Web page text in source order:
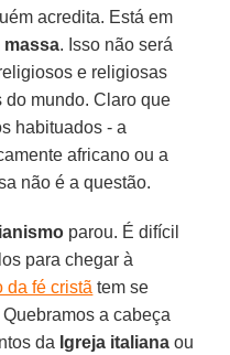
acredita. Está em
massa. Isso não será
e religiosas
do mundo. Claro que
habituados - a
africano ou a
não é a questão.
parou. É difícil
para chegar à
da fé cristã tem se
a cabeça
da Igreja italiana ou